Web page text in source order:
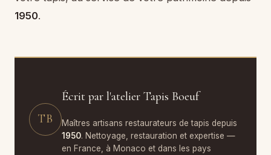
1950.
TB
Écrit par l'atelier Tapis Boeuf
Maîtres artisans restaurateurs de tapis depuis
1950. Nettoyage, restauration et expertise —
en France, à Monaco et dans les pays